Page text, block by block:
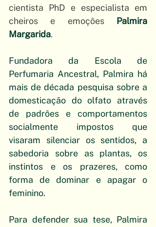
cientista PhD e especialista em
cheiros e emoções Palmira
Margarida.
Fundadora da Escola de
Perfumaria Ancestral, Palmira há
mais de década pesquisa sobre a
domesticação do olfato através
de padrões e comportamentos
socialmente impostos que
visaram silenciar os sentidos, a
sabedoria sobre as plantas, os
instintos e os prazeres, como
forma de dominar e apagar o
feminino.
Para defender sua tese, Palmira